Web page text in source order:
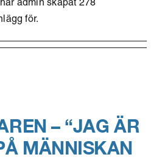
admin skapat 278
för.
– “JAG ÄR
MÄNNISKAN